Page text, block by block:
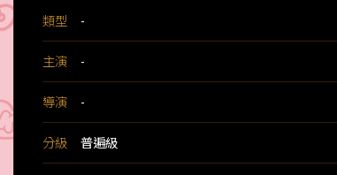
類型 -
主演 -
導演 -
分級 普遍級